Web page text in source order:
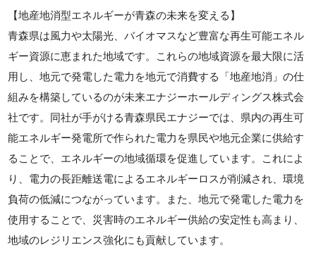
【地産地消型エネルギーが青森の未来を変える】
青森県は風力や太陽光、バイオマスなど豊富な再生可能エネル
ギー資源に恵まれた地域です。これらの地域資源を最大限に活
用し、地元で発電した電力を地元で消費する「地産地消」の仕
組みを構築しているのが未来エナジーホールディングス株式会
社です。同社が手がける青森県民エナジーでは、県内の再生可
能エネルギー発電所で作られた電力を県民や地元企業に供給す
ることで、エネルギーの地域循環を促進しています。これによ
り、電力の長距離送電によるエネルギーロスが削減され、環境
負荷の低減につながっています。また、地元で発電した電力を
使用することで、災害時のエネルギー供給の安定性も高まり、
地域のレジリエンス強化にも貢献しています。